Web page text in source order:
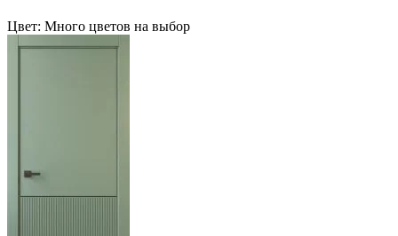
Цвет: Много цветов на выбор